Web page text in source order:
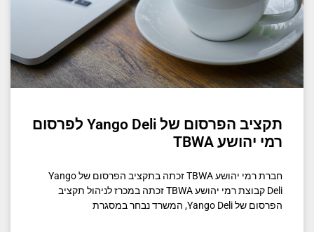
תקציב הפרסום של Yango Deli לפרסום
רמי יהושע TBWA
חברת רמי יהושע TBWA זכתה בתקציב הפרסום של Yango
Deli קבוצת רמי יהושע TBWA זכתה במכרז לניהול תקציב
הפרסום של Yango Deli, המשרד נבחר במסגרת